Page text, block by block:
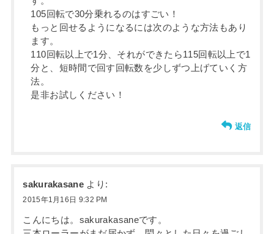
105回転で30分乗れるのはすごい！
もっと回せるようになるには次のような方法もあり
ます。
110回転以上で1分、それができたら115回転以上で1
分と、短時間で回す回転数を少しずつ上げていく方
法。
是非お試しください！
返信
sakurakasane より:
2015年1月16日 9:32 PM
こんにちは。sakurakasaneです。